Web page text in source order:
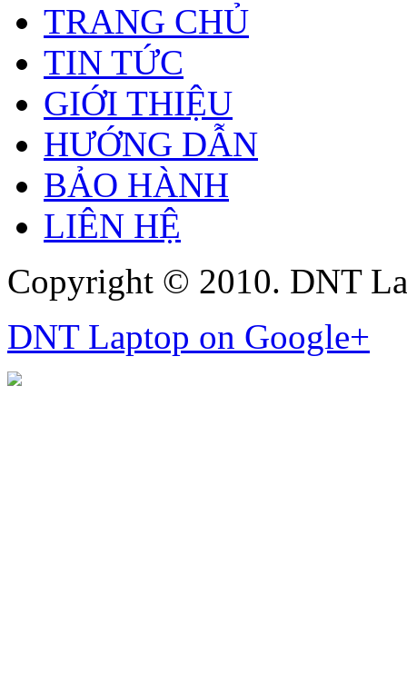
TRANG CHỦ
TIN TỨC
GIỚI THIỆU
HƯỚNG DẪN
BẢO HÀNH
LIÊN HỆ
Copyright © 2010. DNT
DNT Laptop on Google+